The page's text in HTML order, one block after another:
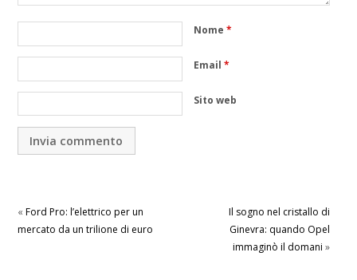
Nome *
Email *
Sito web
« Ford Pro: l’elettrico per un
mercato da un trilione di euro
Il sogno nel cristallo di
Ginevra: quando Opel
immaginò il domani »